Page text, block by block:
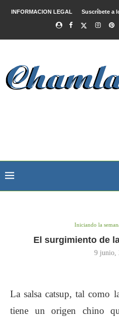
INFORMACION LEGAL Suscríbete a
Iniciando la
El surgimiento de
9 junio,
La salsa catsup, tal como
tiene un origen chino